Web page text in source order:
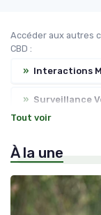
Accéder aux autres
CBD :
» Interactions
» Surveillance
» Précautions
Tout voir
À la une